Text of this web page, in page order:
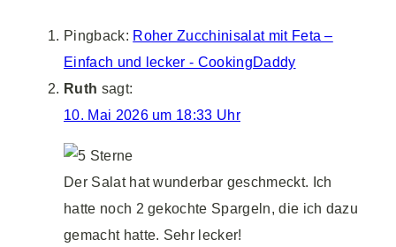
Pingback: Roher Zucchinisalat mit Feta –
Einfach und lecker - CookingDaddy
Ruth sagt:
10. Mai 2026 um 18:33 Uhr
Der Salat hat wunderbar geschmeckt. Ich
hatte noch 2 gekochte Spargeln, die ich dazu
gemacht hatte. Sehr lecker!